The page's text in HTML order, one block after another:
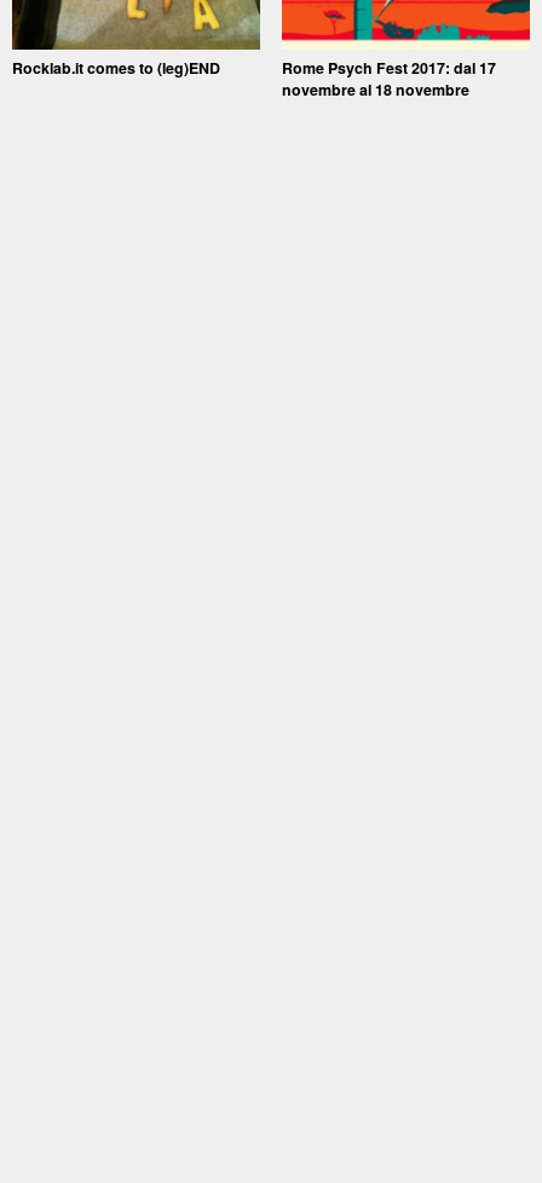
Rocklab.it comes to (leg)END
Rome Psych Fest 2017: dal 17
novembre al 18 novembre